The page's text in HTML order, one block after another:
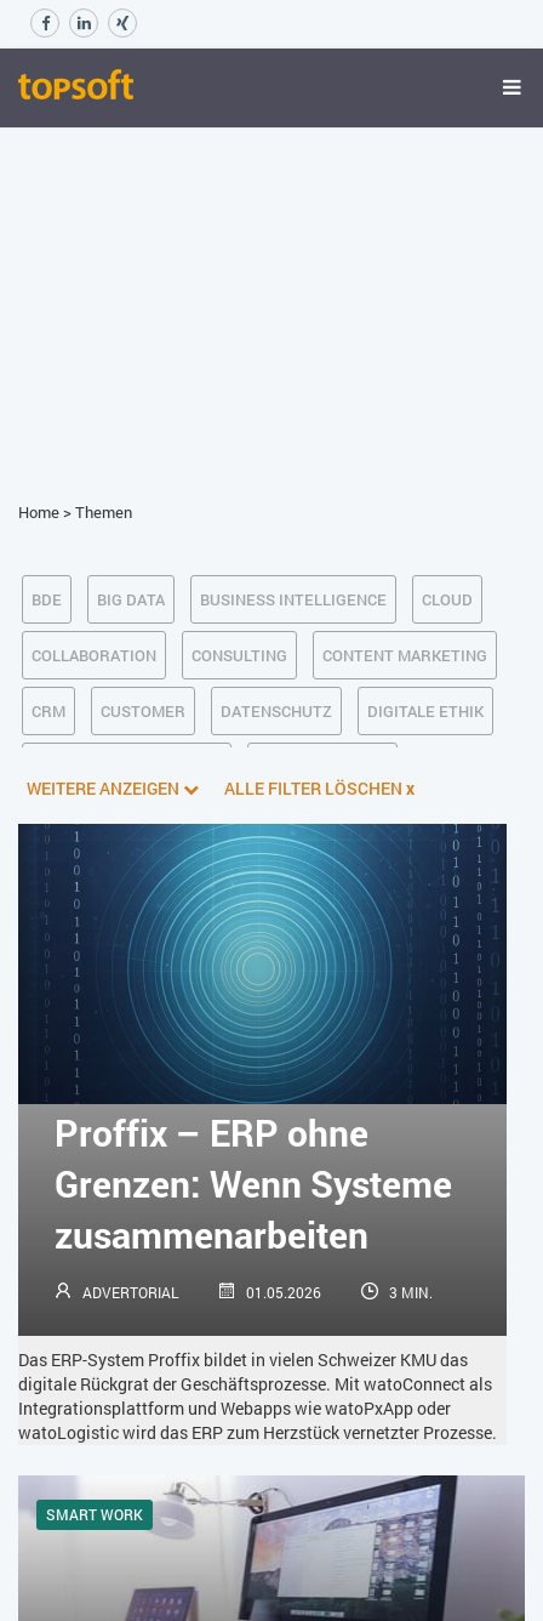
Home>Themen
BDE BIG DATA BUSINESS INTELLIGENCE CLOUD
COLLABORATION CONSULTING CONTENT MARKETING
CRM CUSTOMER DATENSCHUTZ DIGITALE ETHIK
E-BUSINESS ECM/DMS E-COMMERCE EINKAUF
ERP FALLSTUDIEN FERTIGUNG FINANZSOFTWARE
HANDEL HR INDUSTRIE 4.0
IT AUS- UND WEITERBILDUNG IT-INFRASTRUKTUR
IT-JOBS IT-SERVICE MANAGEMENT KI IM ERP
KÜNSTLICHE INTELLIGENZ LOGISTIK LOHN
SOCIAL COMMERCE SOCIAL-MEDIA
SOFTWARE-AS-A-SERVICE SOFTWAREENTWICKLUNG
TRANSPORTLOGISTIK / LAGER
TRENDKOMPASS 2026 USABILITY
USER EXPERIENCE WEBDESIGN WEB-SHOP
WEITERE ANZEIGEN ALLE FILTER LÖSCHEN x
Proffix – ERP ohne
Grenzen: Wenn Systeme
zusammenarbeiten
ADVERTORIAL 01.05.2026 3 MIN.
Das ERP-System Proffix bildet in vielen Schweizer KMU das
digitale Rückgrat der Geschäftsprozesse. Mit watoConnect als
Integrationsplattform und Webapps wie watoPxApp oder
watoLogistic wird das ERP zum Herzstück vernetzter Prozesse.
SMART WORK